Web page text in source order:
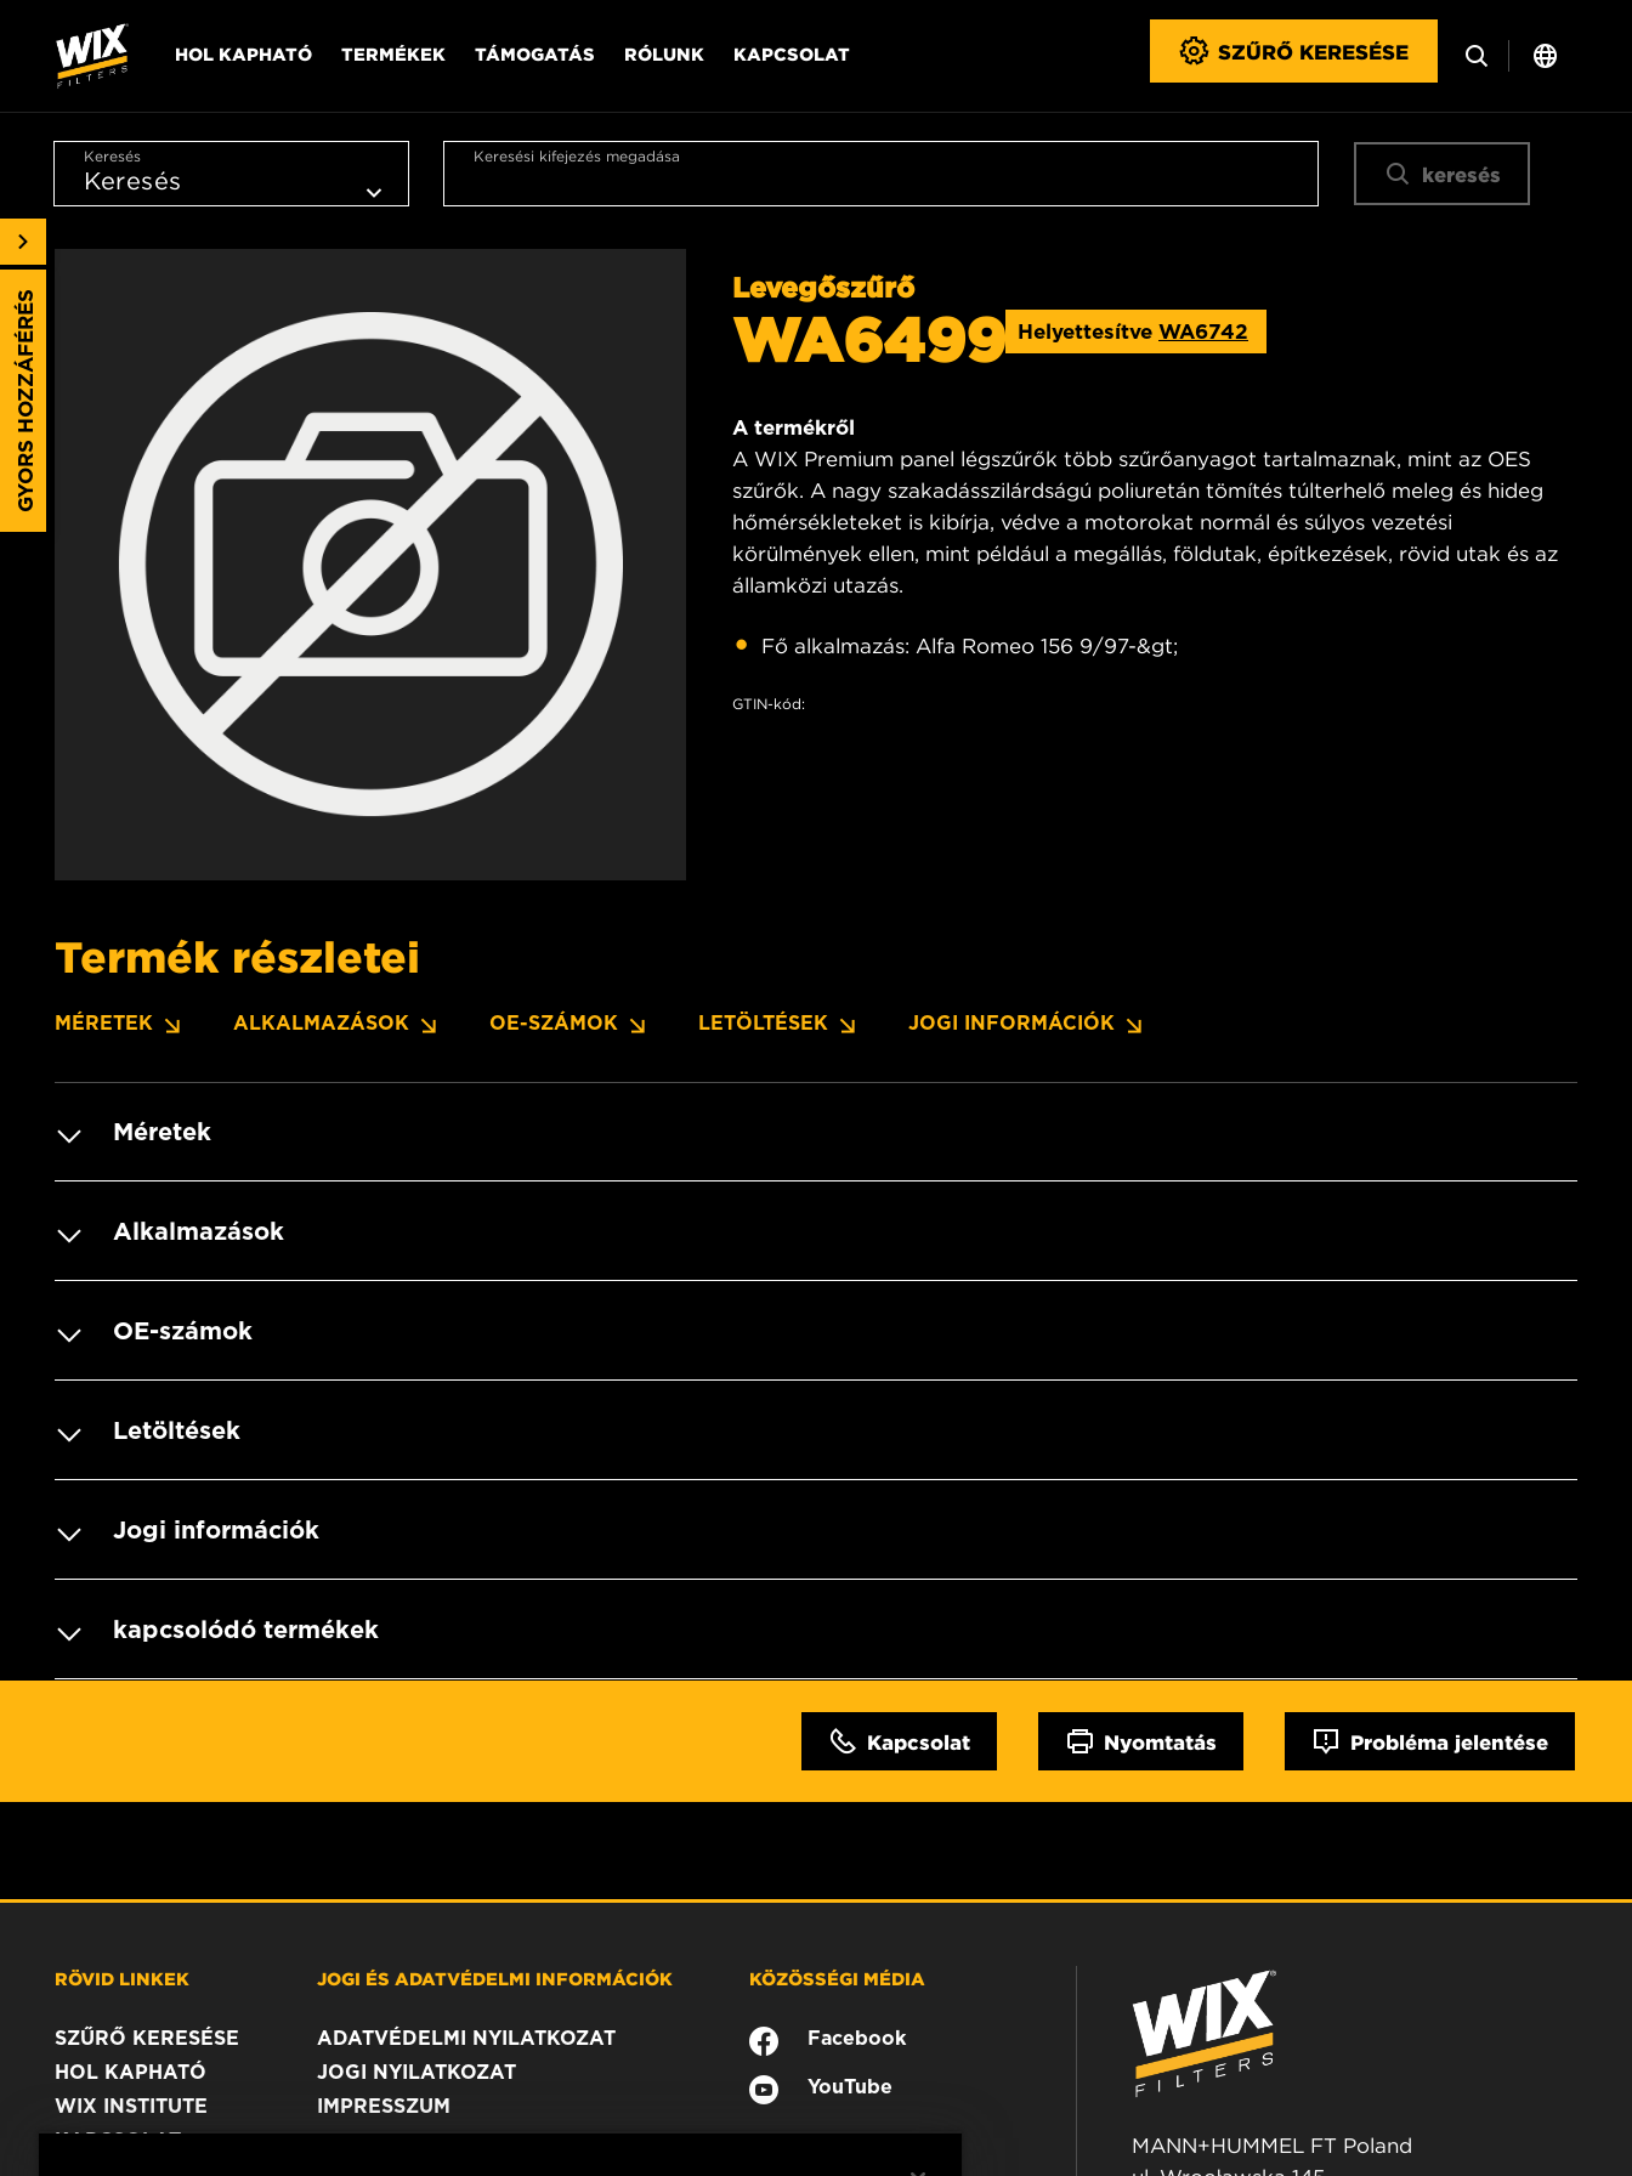
HOL KAPHATÓ TERMÉKEK TÁMOGATÁS RÓLUNK KAPCSOLAT SZŰRŐ KERESÉSE
Keresés Keresési kifejezés megadása
keresés
Levegőszűrő
WA6499 Helyettesítve WA6742
A termékről
A WIX Premium panel légszűrők több szűrőanyagot tartalmaznak, mint az OES
szűrők. A nagy szakadásszilárdságú poliuretán tömítés túlterhelő meleg és hideg
hőmérsékleteket is kibírja, védve a motorokat normál és súlyos vezetési
körülmények ellen, mint például a megállás, földutak, építkezések, rövid utak és az
államközi utazás.
Fő alkalmazás: Alfa Romeo 156 9/97-&gt;
GTIN-kód:
Termék részletei
MÉRETEK ALKALMAZÁSOK OE-SZÁMOK LETÖLTÉSEK JOGI INFORMÁCIÓK
Méretek
Alkalmazások
OE-számok
Letöltések
Jogi információk
kapcsolódó termékek
Kapcsolat Nyomtatás Probléma jelentése
GYORS HOZZÁFÉRÉS
RÖVID LINKEK
SZŰRŐ KERESÉSE
HOL KAPHATÓ
WIX INSTITUTE
KAPCSOLAT
JOGI ÉS ADATVÉDELMI INFORMÁCIÓK
ADATVÉDELMI NYILATKOZAT
JOGI NYILATKOZAT
IMPRESSZUM
KÖZÖSSÉGI MÉDIA
Facebook
YouTube
MANN+HUMMEL FT Poland